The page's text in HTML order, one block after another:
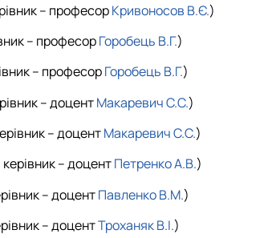
– професорКривоносов В.Є.)
– професорГоробець В.Г.)
– професорГоробець В.Г.)
– доцентМакаревич С.С.)
– доцентМакаревич С.С.)
– доцентПетренко А.В.)
– доцентПавленко В.М.)
– доцентТроханяк В.І.)